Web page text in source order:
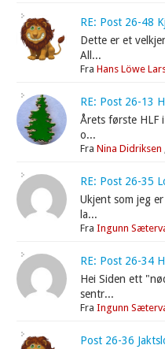
RE: Post 26-48
Dette er et
All...
FraHans Löwe
RE: Post 26-13
Årets første HLF
o...
FraNina Didriksen
RE: Post 26-35
Ukjent som jeg
la...
FraIngunn
RE: Post 26-34
Hei Siden ett
sentr...
FraIngunn
Post 26-36